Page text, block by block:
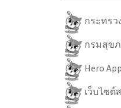
กระทร
กรมสุข
Hero App
เว็บไซต์